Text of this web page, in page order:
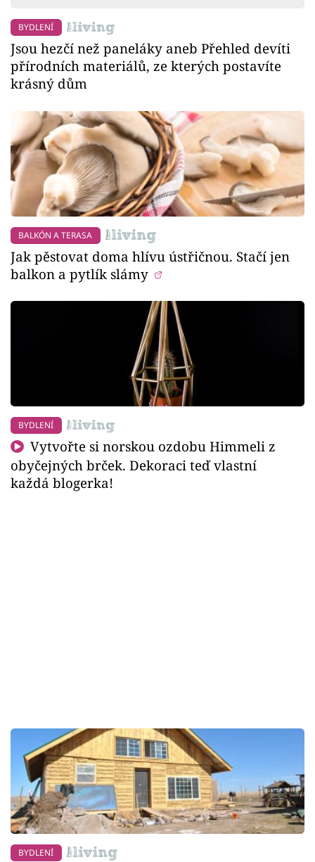
BYDLENÍ
Jsou hezčí než paneláky aneb Přehled devíti
přírodních materiálů, ze kterých postavíte
krásný dům
BALKÓN A TERASA
Jak pěstovat doma hlívu ústřičnou. Stačí jen
balkon a pytlík slámy
BYDLENÍ
Vytvořte si norskou ozdobu Himmeli z
obyčejných brček. Dekoraci teď vlastní
každá blogerka!
BYDLENÍ